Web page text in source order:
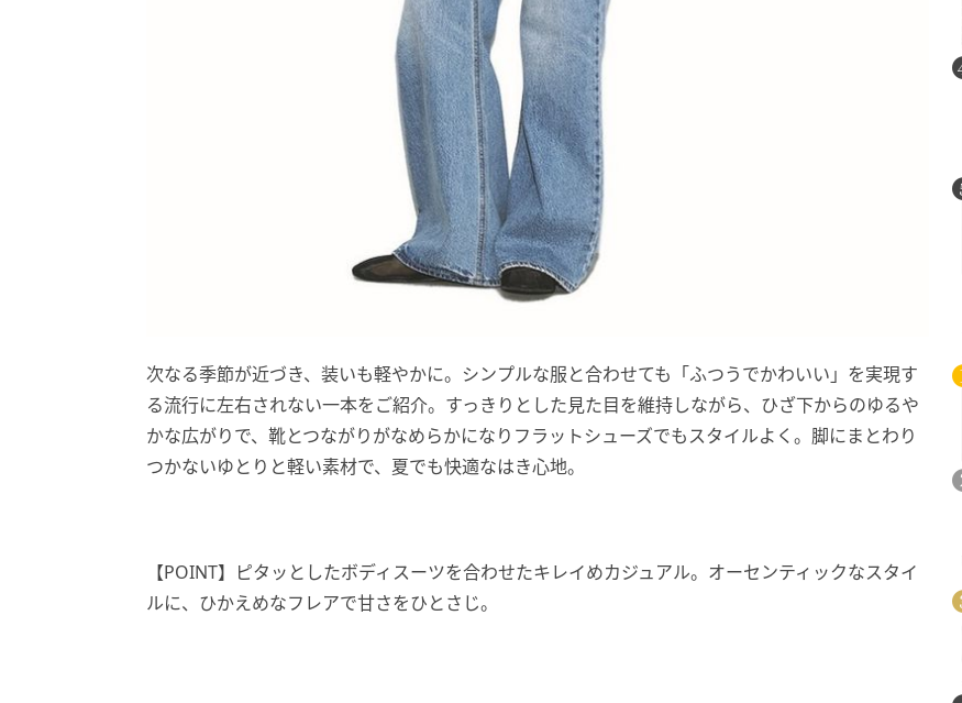
次なる季節が近づき、装いも軽やかに。シンプルな服と合わせても「ふつうでかわいい」を実現す
る流行に左右されない一本をご紹介。すっきりとした見た目を維持しながら、ひざ下からのゆるや
かな広がりで、靴とつながりがなめらかになりフラットシューズでもスタイルよく。脚にまとわり
つかないゆとりと軽い素材で、夏でも快適なはき心地。
【POINT】ピタッとしたボディスーツを合わせたキレイめカジュアル。オーセンティックなスタイ
ルに、ひかえめなフレアで甘さをひとさじ。